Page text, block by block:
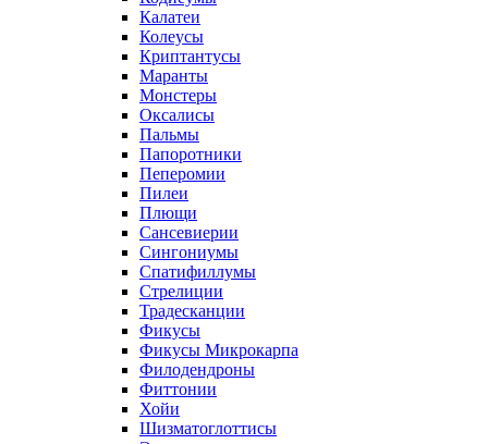
Калатеи
Колеусы
Криптантусы
Маранты
Монстеры
Оксалисы
Пальмы
Папоротники
Пеперомии
Пилеи
Плющи
Сансевиерии
Сингониумы
Спатифиллумы
Стрелиции
Традесканции
Фикусы
Фикусы Микрокарпа
Филодендроны
Фиттонии
Хойи
Шизматоглоттисы